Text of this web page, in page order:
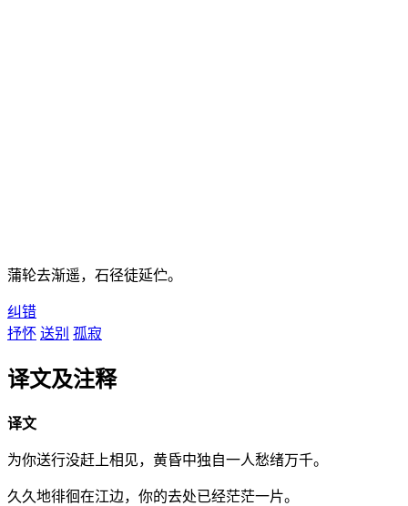
蒲轮去渐遥，石径徒延伫。
纠错
抒怀 送别 孤寂
译文及注释
译文
为你送行没赶上相见，黄昏中独自一人愁绪万千。
久久地徘徊在江边，你的去处已经茫茫一片。